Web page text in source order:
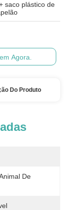
saco plástico de
Agora.
Do Produto
De